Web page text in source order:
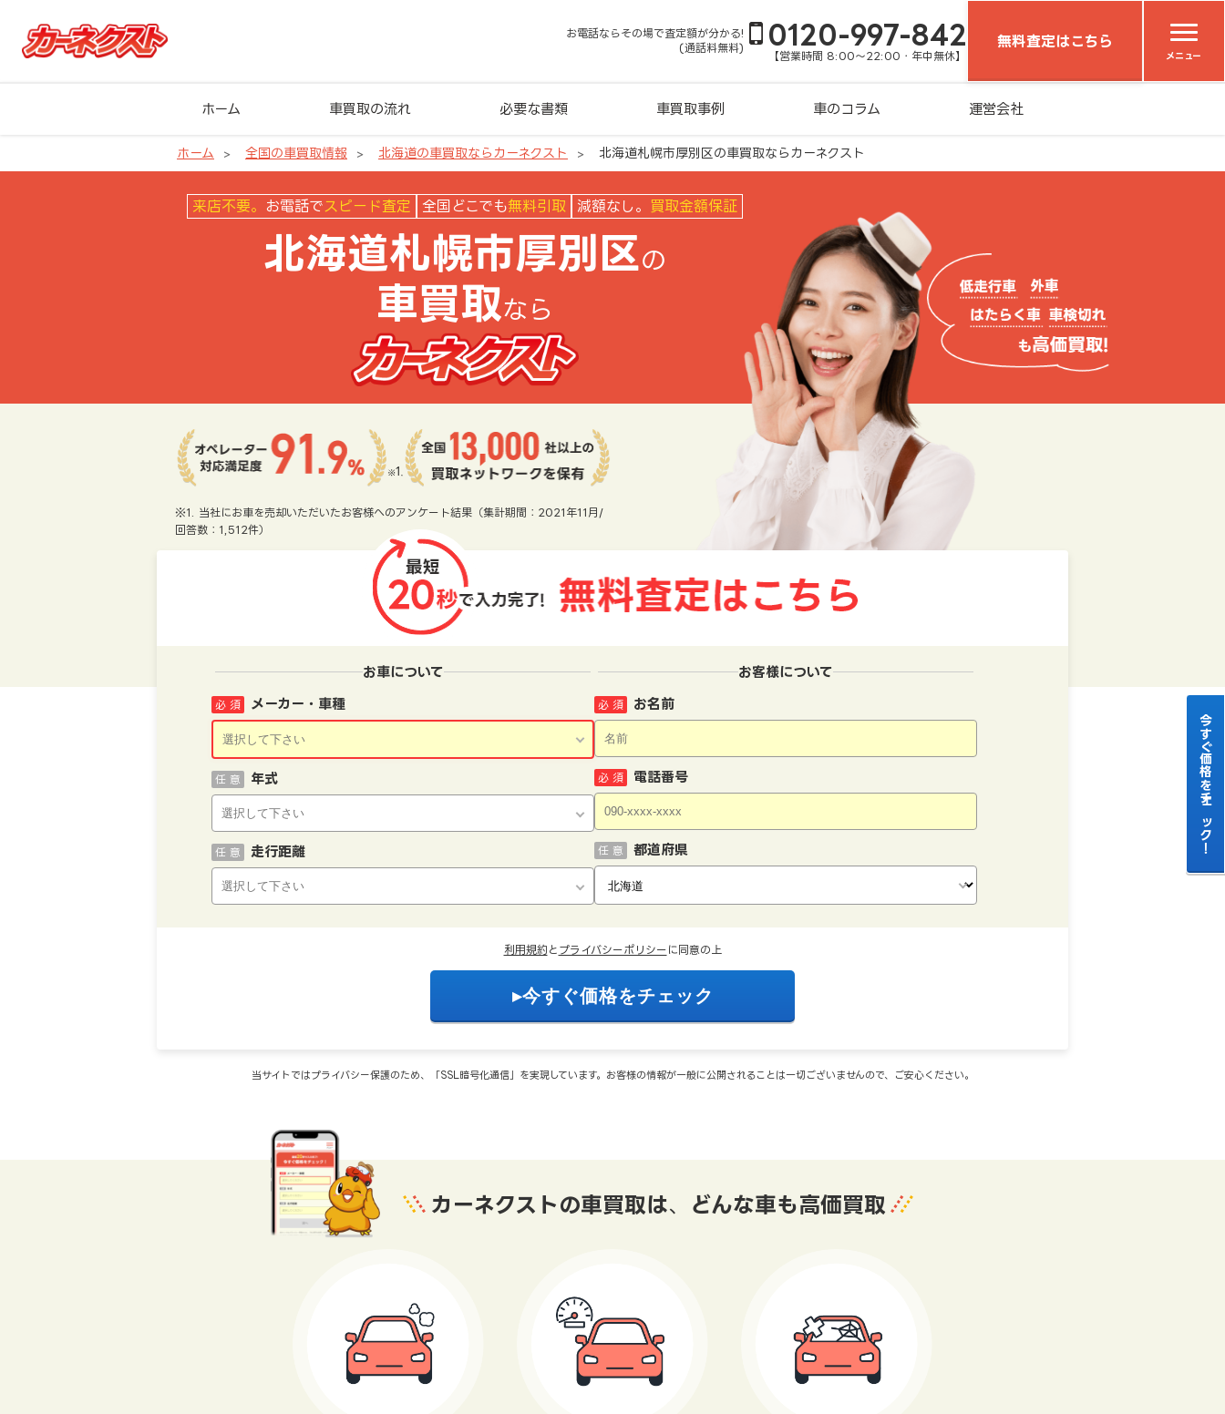
お電話ならその場で査定額が分かる!
(通話料無料)
0120-997-842
【営業時間 8:00～22:00・年中無休】
無料査定はこちら
メニュー
ホーム 車買取の流れ 必要な書類 車買取事例 車のコラム 運営会社
ホーム 全国の車買取情報 北海道の車買取ならカーネクスト 北海道札幌市厚別区の車買取ならカーネクスト
北海道札幌市厚別区の車買取ならカーネクスト
来店不要。 お電話で スピード査定 全国どこでも無料引取 減額なし。 買取金額保証
北海道札幌市厚別区の
車買取なら
※1. 当社にお車を売却いただいたお客様へのアンケート結果（集計期間：2021年11月/
回答数：1,512件）
お車について
メーカー・車種
必 須
年式
任 意
走行距離
任 意
お客様について
お名前
必 須
電話番号
必 須
都道府県
任 意
利用規約 と プライバシーポリシー に同意の上
当サイトではプライバシー保護のため、「SSL暗号化通信」を実現しています。お客様の情報が一般に公開されることは一切ございませんので、ご安心ください。
カーネクストの車買取は、 どんな車も高価買取
今すぐ価格をチェック！